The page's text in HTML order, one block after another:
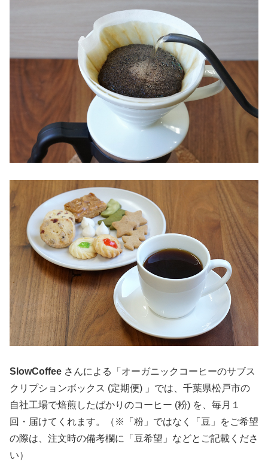
SlowCoffee さんによる「オーガニックコーヒーのサブス
クリプションボックス (定期便) 」では、千葉県松戸市の
自社工場で焙煎したばかりのコーヒー (粉) を、毎月１
回・届けてくれます。（※「粉」ではなく「豆」をご希望
の際は、注文時の備考欄に「豆希望」などとご記載くださ
い）